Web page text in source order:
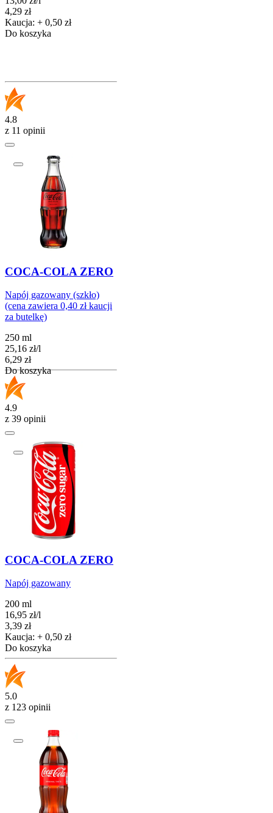
Cena
4,29 zł
Kaucja: + 0,50 zł
Do koszyka
4.8
z 11 opinii
COCA-COLA ZERO
Napój gazowany (szkło)
(cena zawiera 0,40 zł kaucji
za butelkę)
250 ml
25,16 zł/l
Cena
6,29 zł
Do koszyka
4.9
z 39 opinii
COCA-COLA ZERO
Napój gazowany
200 ml
16,95 zł/l
Cena
3,39 zł
Kaucja: + 0,50 zł
Do koszyka
5.0
z 123 opinii